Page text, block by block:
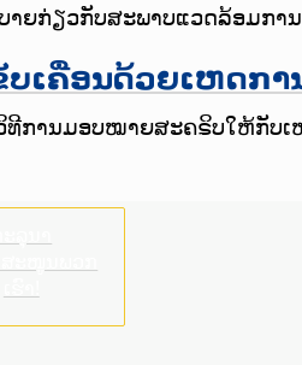
ຍກ່ຽວກັບສະພາບແວດລ້ອມການ
ເຄື່ອນດ້ວຍເຫດກາ
ທີການມອບໝາຍສະຄຣິບໃຫ້ກັບເ